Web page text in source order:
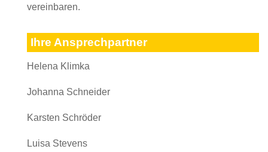
vereinbaren.
Ihre Ansprechpartner
Helena Klimka
Johanna Schneider
Karsten Schröder
Luisa Stevens